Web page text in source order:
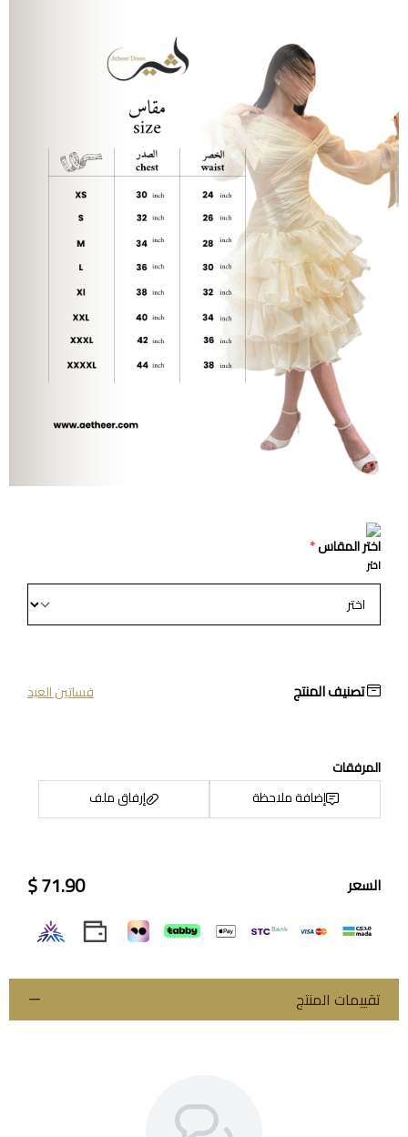
اختر المقاس*
اختر
تصنيف المنتج فساتين العيد
المرفقات
إضافة ملاحظة
إرفاق ملف
السعر 71.90 $
تقييمات المنتج